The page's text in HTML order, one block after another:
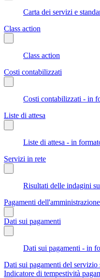
Carta dei servizi e
Class action
Class action
Costi contabilizzati
Costi contabilizzati - in
Liste di attesa
Liste di attesa - in
Servizi in rete
Risultati delle indagini
Pagamenti dell'amministrazione
Dati sui pagamenti
Dati sui pagamenti - in
Dati sui pagamenti del servizio
Indicatore di tempestività